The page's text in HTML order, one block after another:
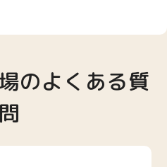
のよくある質
問